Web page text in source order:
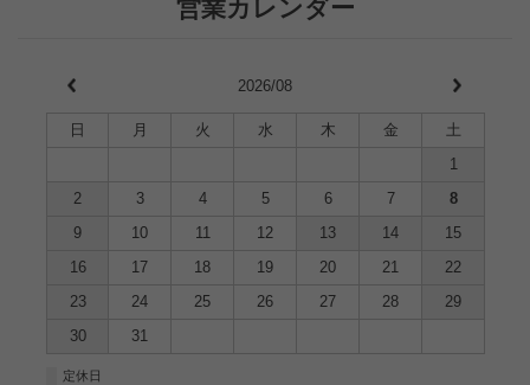
営業カレンダー
2026/08
日 月 火 水 木 金
土
1
2
3 4 5 6 7
8
9
10 11 12 13 14
15
16
17 18 19 20 21
22
23
24 25 26 27 28
29
30
31
定休日